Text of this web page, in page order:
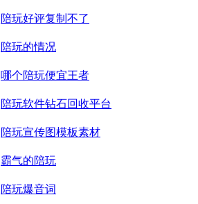
陪玩好评复制不了
陪玩的情况
哪个陪玩便宜王者
陪玩软件钻石回收平台
陪玩宣传图模板素材
霸气的陪玩
陪玩爆音词